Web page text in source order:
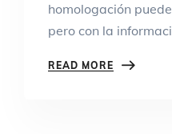
homologación
pero con la
READ MORE